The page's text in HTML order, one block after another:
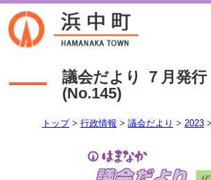
議会だより ７月発行
(No.145)
トップ> 行政情報 > 議会だより > 2023